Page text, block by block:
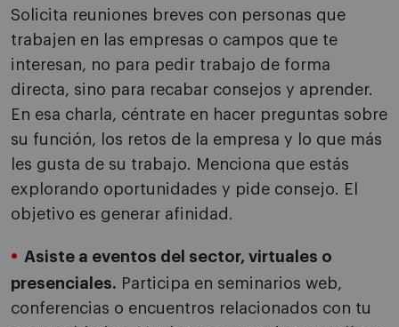
Solicita reuniones breves con personas que
trabajen en las empresas o campos que te
interesan, no para pedir trabajo de forma
directa, sino para recabar consejos y aprender.
En esa charla, céntrate en hacer preguntas sobre
su función, los retos de la empresa y lo que más
les gusta de su trabajo. Menciona que estás
explorando oportunidades y pide consejo. El
objetivo es generar afinidad.
Asiste a eventos del sector, virtuales o
presenciales. Participa en seminarios web,
conferencias o encuentros relacionados con tu